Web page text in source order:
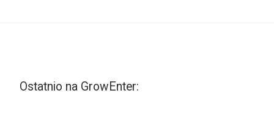
Ostatnio na GrowEnter: